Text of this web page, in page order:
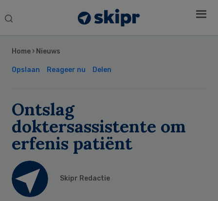
Search
Home › Nieuws
Opslaan Reageer nu Delen
Ontslag
doktersassistente om
erfenis patiënt
Skipr Redactie
Sidebar